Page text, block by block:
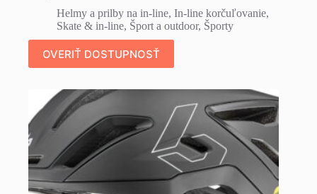
Helmy a prilby na in-line, In-line korčuľovanie,
Skate & in-line, Šport a outdoor, Športy
OVERIŤ DOSTUPNOSŤ